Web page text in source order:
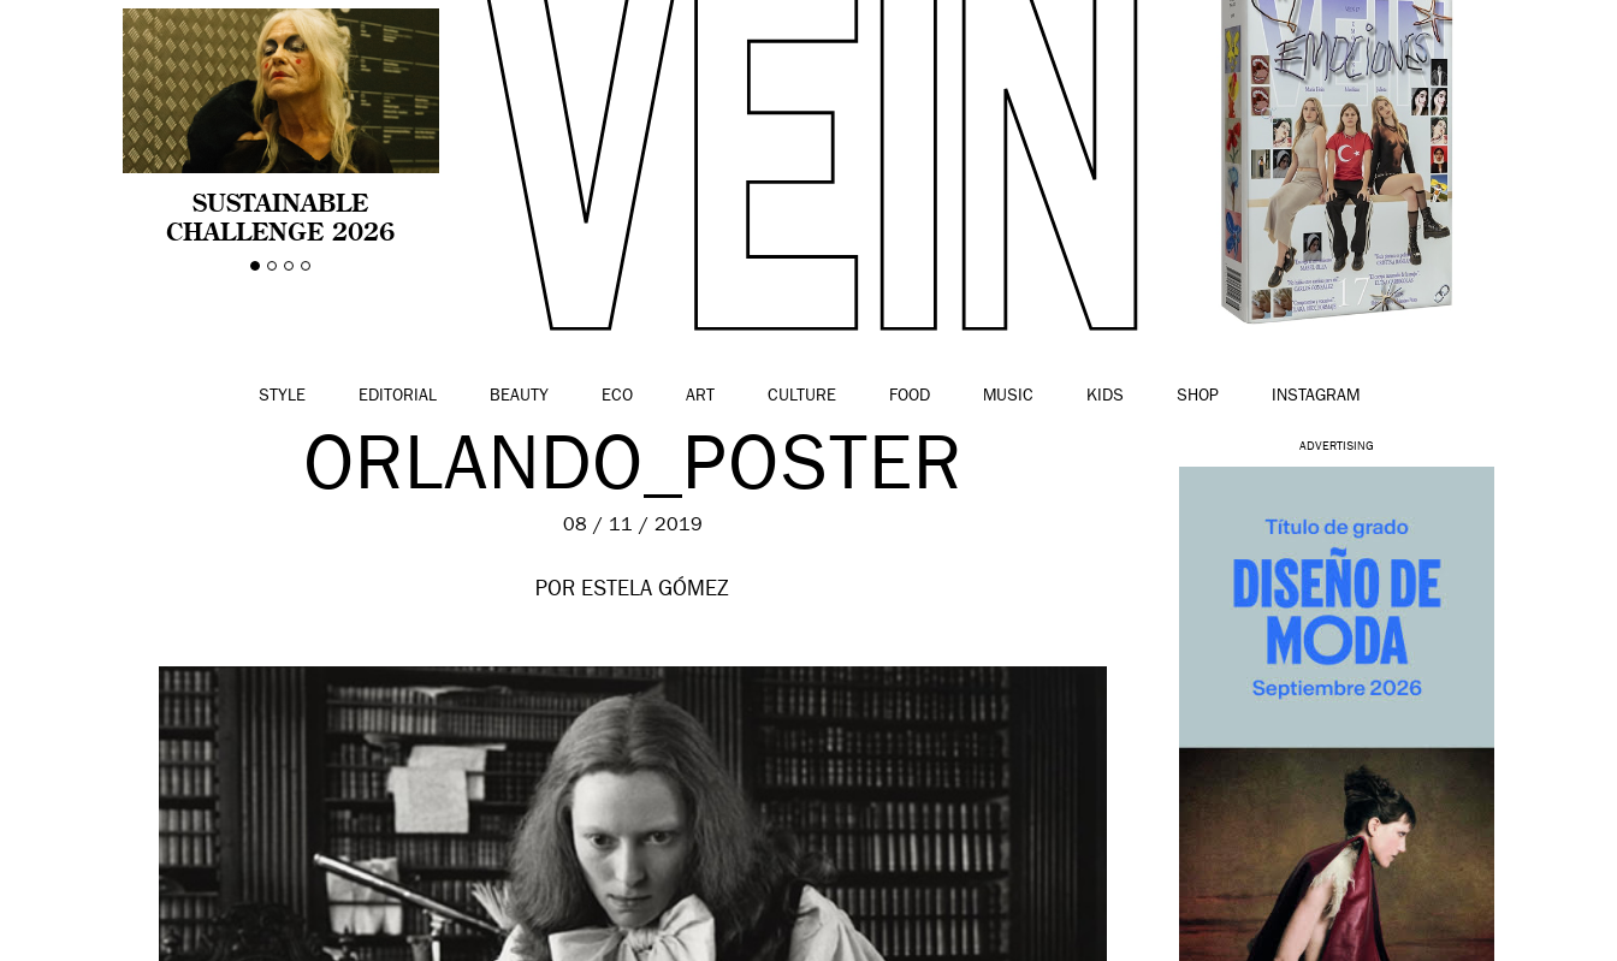
SUSTAINABLE
CHALLENGE 2026
CELEBRA LA
STYLE EDITORIAL BEAUTY ECO ART CULTURE FOOD MUSIC KIDS SHOP INSTAGRAM
ORLANDO_POSTER
08 / 11 / 2019
POR ESTELA GÓMEZ
ADVERTISING